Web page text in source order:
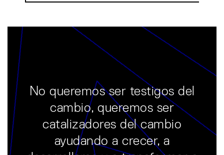
No queremos ser testigos del
cambio, queremos ser
catalizadores del cambio
ayudando a crecer, a